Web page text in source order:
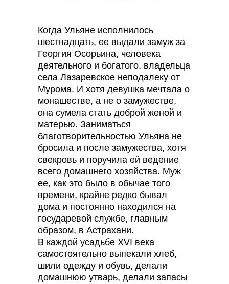
Когда Ульяне исполнилось
шестнадцать, ее выдали замуж за
Георгия Осорьина, человека
деятельного и богатого, владельца
села Лазаревское неподалеку от
Мурома. И хотя девушка мечтала о
монашестве, а не о замужестве,
она сумела стать доброй женой и
матерью. Заниматься
благотворительностью Ульяна не
бросила и после замужества, хотя
свекровь и поручила ей ведение
всего домашнего хозяйства. Муж
ее, как это было в обычае того
времени, крайне редко бывал
дома и постоянно находился на
государевой службе, главным
образом, в Астрахани.
В каждой усадьбе XVI века
самостоятельно выпекали хлеб,
шили одежду и обувь, делали
домашнюю утварь, делали запасы